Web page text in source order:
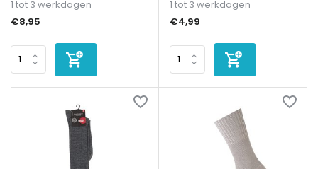
1 tot 3 werkdagen
€8,95
1 tot 3 werkdagen
€4,99